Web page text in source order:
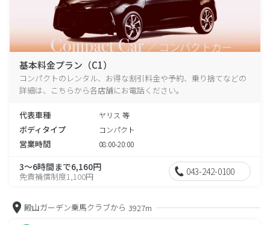
基本料金プラン（C1）
コンパクトのレンタル、お得な割引料金や予約、乗り捨てなどの
詳細は、こちらから各店舗にお電話ください。
代表車種 ヤリス 等
ボディタイプ コンパクト
営業時間 08:00-20:00
3～6時間まで6,160円
免責補償制度1,100円 043-242-0100
殿山ガーデン乗馬クラブから 3927m